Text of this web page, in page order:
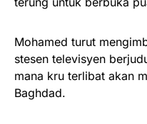
Mohamed turut
stesen televisyen
mana kru terlibat akan
Baghdad.